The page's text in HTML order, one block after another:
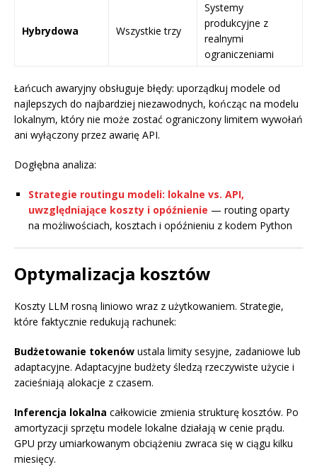
Hybrydowa Wszystkie trzy
Systemy
produkcyjne z
realnymi
ograniczeniami
Łańcuch awaryjny obsługuje błędy: uporządkuj modele od
najlepszych do najbardziej niezawodnych, kończąc na modelu
lokalnym, który nie może zostać ograniczony limitem wywołań
ani wyłączony przez awarię API.
Dogłębna analiza:
Strategie routingu modeli: lokalne vs. API,
uwzględniające koszty i opóźnienie — routing oparty
na możliwościach, kosztach i opóźnieniu z kodem Python
Optymalizacja kosztów
Koszty LLM rosną liniowo wraz z użytkowaniem. Strategie,
które faktycznie redukują rachunek:
Budżetowanie tokenów ustala limity sesyjne, zadaniowe lub
adaptacyjne. Adaptacyjne budżety śledzą rzeczywiste użycie i
zacieśniają alokacje z czasem.
Inferencja lokalna całkowicie zmienia strukturę kosztów. Po
amortyzacji sprzętu modele lokalne działają w cenie prądu.
GPU przy umiarkowanym obciążeniu zwraca się w ciągu kilku
miesięcy.